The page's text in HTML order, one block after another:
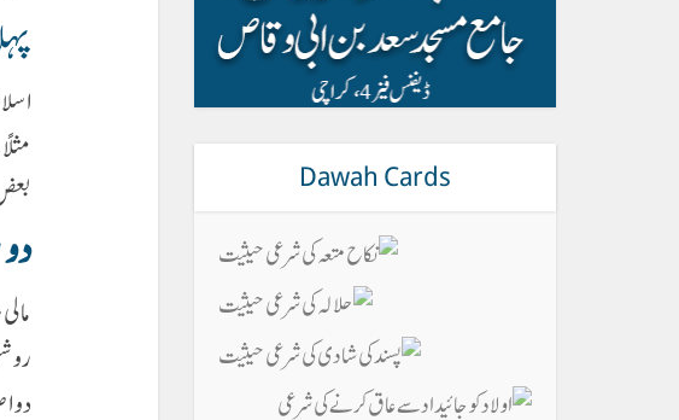
دو
Dawah Cards